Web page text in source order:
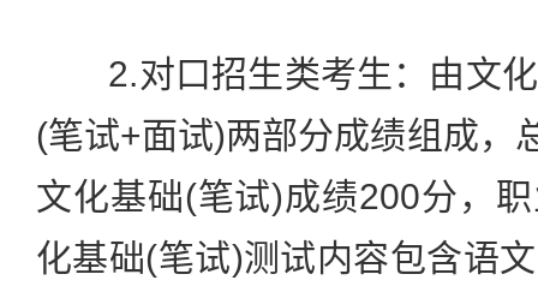
2.对口招生类考生：由文化
(笔试+面试)两部分成绩组成，
文化基础(笔试)成绩200分，
化基础(笔试)测试内容包含语